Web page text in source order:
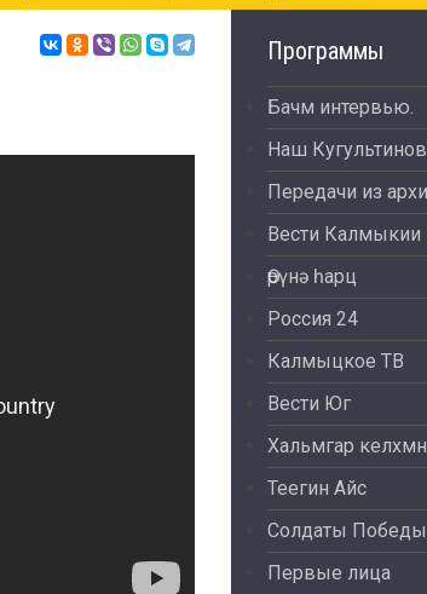
Программы
Бачм интервью.
Наш Кугультинов
Передачи из
Вести Калмыкии
Өрүнә һарц
Россия 24
Калмыцкое ТВ
Вести Юг
Хальмгар келхмн
Теегин Айс
Солдаты Победы
Первые лица